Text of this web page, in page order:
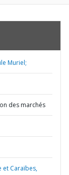
Muriel;
des marchés
et Caraïbes,